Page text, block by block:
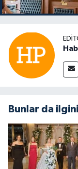
Bunlar da